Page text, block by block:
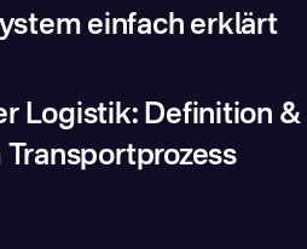
einfach erklärt
Logistik: Definition &
Transportprozess